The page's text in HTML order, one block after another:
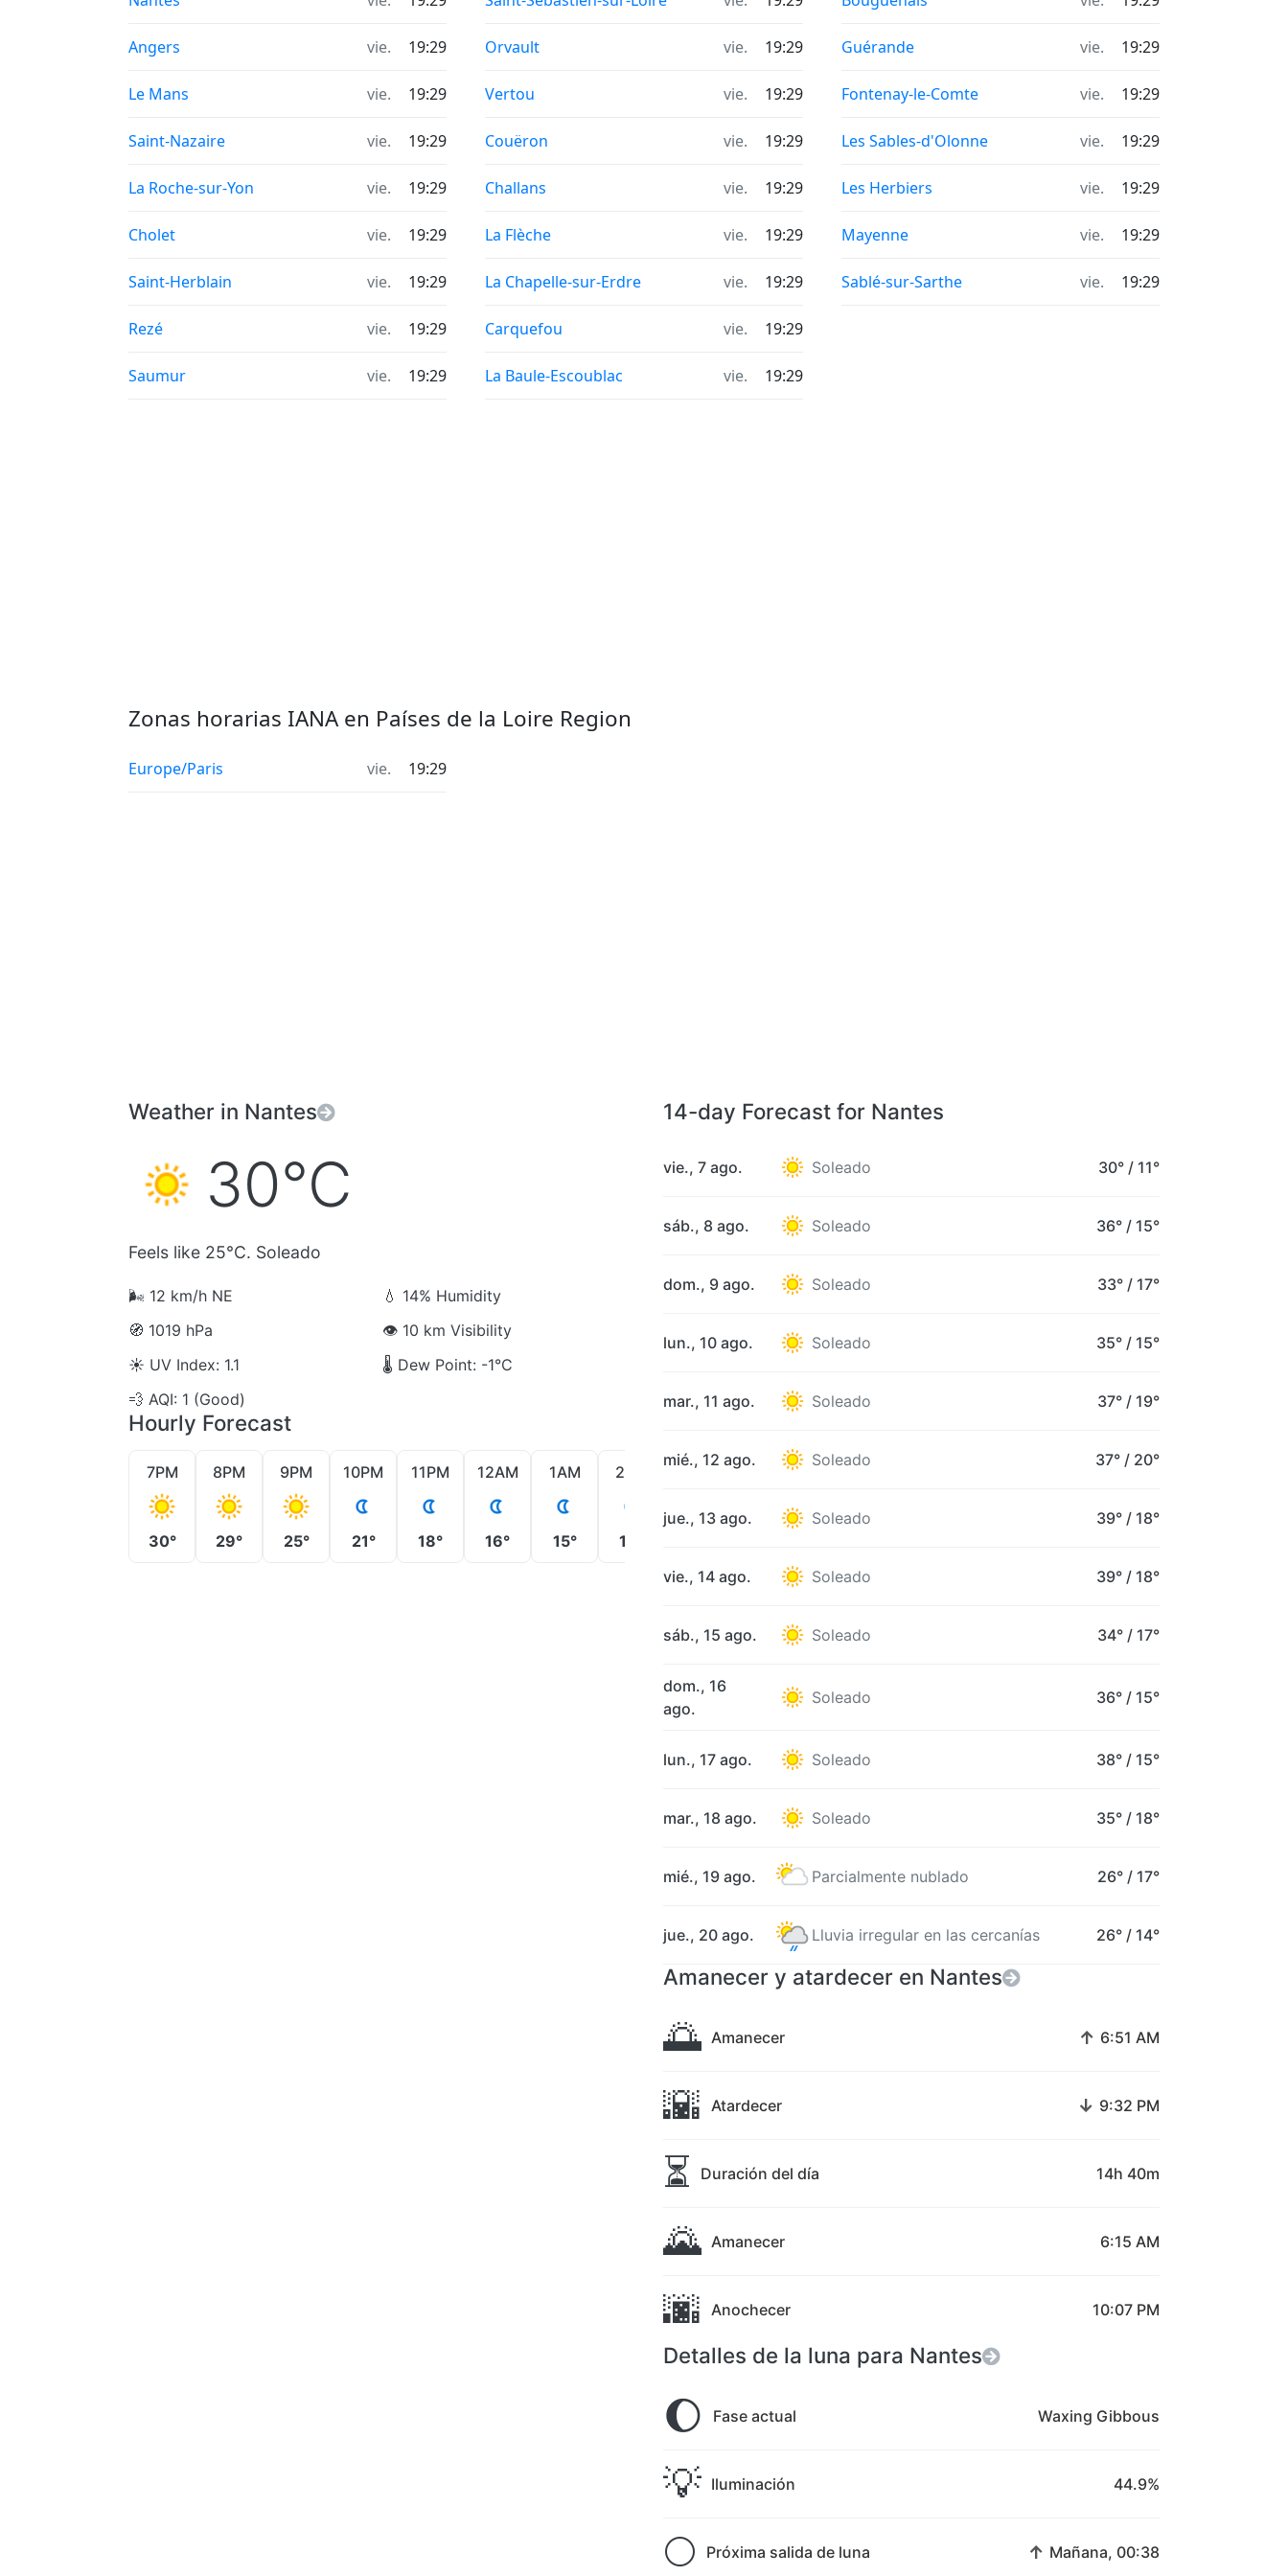
Angers vie. 19:29
Le Mans vie. 19:29
Saint-Nazaire vie. 19:29
La Roche-sur-Yon vie. 19:29
Cholet vie. 19:29
Saint-Herblain vie. 19:29
Rezé vie. 19:29
Saumur vie. 19:29
Orvault vie. 19:29
Vertou vie. 19:29
Couëron vie. 19:29
Challans vie. 19:29
La Flèche vie. 19:29
La Chapelle-sur-Erdre vie. 19:29
Carquefou vie. 19:29
La Baule-Escoublac vie. 19:29
Guérande vie. 19:29
Fontenay-le-Comte vie. 19:29
Les Sables-d'Olonne vie. 19:29
Les Herbiers vie. 19:29
Mayenne vie. 19:29
Sablé-sur-Sarthe vie. 19:29
Zonas horarias IANA en Países de la Loire Region
Europe/Paris vie. 19:29
Weather in Nantes
30°C
Feels like 25°C. Soleado
🌬️ 12 km/h NE 💧 14% Humidity
🧭 1019 hPa 👁️ 10 km Visibility
☀️ UV Index: 1.1 🌡️ Dew Point: -1°C
💨 AQI: 1 (Good)
Hourly Forecast
7PM
30°
8PM
29°
9PM
25°
10PM
21°
11PM
18°
12AM
16°
1AM
15°
2AM
16°
3AM 5AM 9AM 10AM
14-day Forecast for Nantes
vie., 7 ago. Soleado 30° / 11°
sáb., 8 ago. Soleado 36° / 15°
dom., 9 ago. Soleado 33° / 17°
lun., 10 ago. Soleado 35° / 15°
mar., 11 ago. Soleado 37° / 19°
mié., 12 ago. Soleado 37° / 20°
jue., 13 ago. Soleado 39° / 18°
vie., 14 ago. Soleado 39° / 18°
sáb., 15 ago. Soleado 34° / 17°
dom., 16
ago.
Soleado 36° / 15°
lun., 17 ago. Soleado 38° / 15°
mar., 18 ago. Soleado 35° / 18°
mié., 19 ago. Parcialmente nublado 26° / 17°
jue., 20 ago. Lluvia irregular en las cercanías 26° / 14°
Amanecer y atardecer en Nantes
🌅 Amanecer ↑ 6:51 AM
🌇 Atardecer ↓ 9:32 PM
⏳ Duración del día 14h 40m
🌄 Amanecer 6:15 AM
🌆 Anochecer 10:07 PM
Detalles de la luna para Nantes
🌔 Fase actual Waxing Gibbous
💡 Iluminación 44.9%
🌕 Próxima salida de luna ↑ Mañana, 00:38